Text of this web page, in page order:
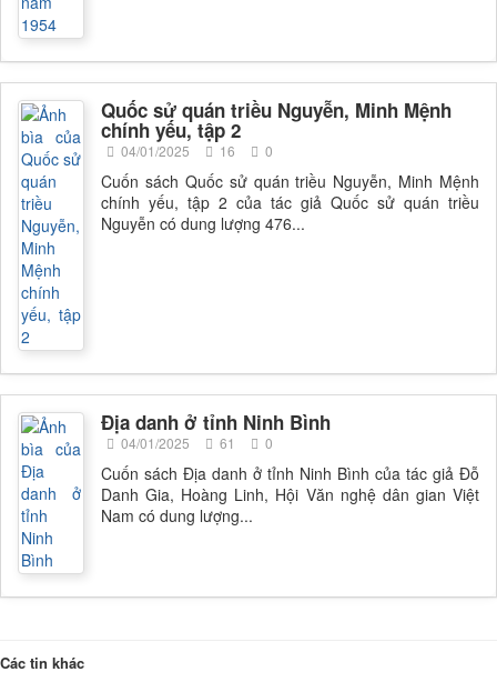
Quốc sử quán triều Nguyễn, Minh Mệnh
chính yếu, tập 2
04/01/2025 16 0
Cuốn sách Quốc sử quán triều Nguyễn, Minh Mệnh
chính yếu, tập 2 của tác giả Quốc sử quán triều
Nguyễn có dung lượng 476...
Địa danh ở tỉnh Ninh Bình
04/01/2025 61 0
Cuốn sách Địa danh ở tỉnh Ninh Bình của tác giả Đỗ
Danh Gia, Hoàng Linh, Hội Văn nghệ dân gian Việt
Nam có dung lượng...
Các tin khác